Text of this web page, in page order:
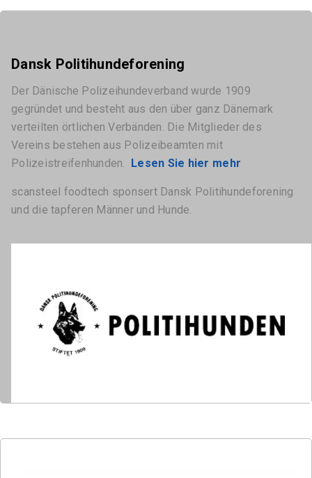
Dansk Politihundeforening
Der Dänische Polizeihundeverband wurde 1909
gegründet und besteht aus den über ganz Dänemark
verteilten örtlichen Verbänden. Die Mitglieder des
Vereins bestehen aus Polizeibeamten mit
Polizeistreifenhunden. Lesen Sie hier mehr
scansteel foodtech sponsert Dansk Politihundeforening
und die tapferen Männer und Hunde.